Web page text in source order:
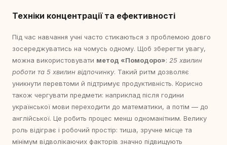
Техніки концентрації та ефективності
Під час навчання учні часто стикаються з проблемою довго
зосереджуватись на чомусь одному. Щоб зберегти увагу,
можна використовувати метод «Помодоро»: 25 хвилин
роботи та 5 хвилин відпочинку. Такий ритм дозволяє
уникнути перевтоми й підтримує продуктивність. Корисно
також чергувати предмети: наприклад після години
української мови переходити до математики, а потім — до
англійської. Це робить процес менш одноманітним. Велику
роль відіграє і робочий простір: тиша, зручне місце та
мінімум відволікаючих факторів значно підвищують